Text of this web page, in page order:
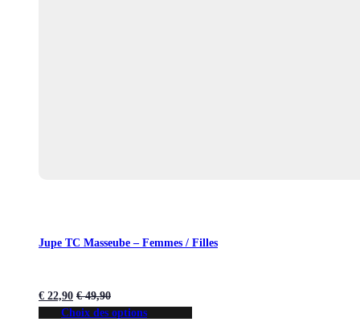
Jupe TC Masseube – Femmes / Filles
€ 22,90 €49,90
Choix des options